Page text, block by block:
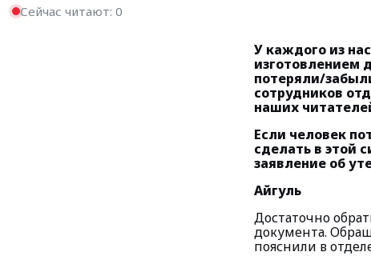
Сейчас читают: 0
У каждого из
изготовлением
потеряли/
сотрудников
наших
Если человек
сделать в этой
заявление об
Айгуль
Достаточно
документа.
пояснили в